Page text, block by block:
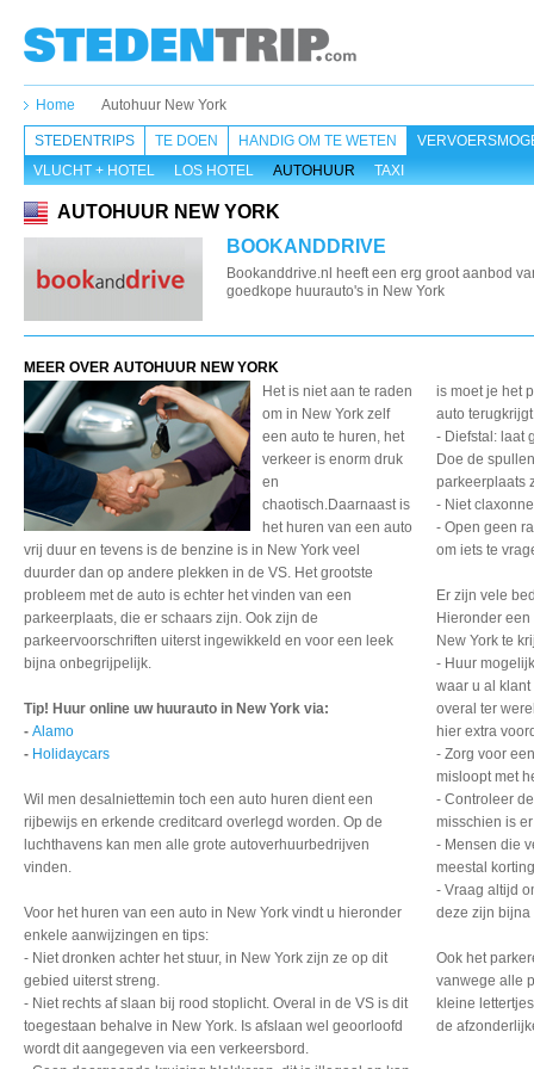
Home Autohuur New York
STEDENTRIPS TE DOEN HANDIG OM TE WETEN
VLUCHT + HOTEL
LOS HOTEL AUTOHUUR TAXI
AUTOHUUR NEW YORK
BOOKANDDRIVE
Bookanddrive.nl heeft een erg groot aanbod
goedkope huurauto's in New York
MEER OVER AUTOHUUR NEW YORK
Het is niet aan te raden
om in New York zelf
een auto te huren, het
verkeer is enorm druk
en
chaotisch.Daarnaast is
het huren van een auto
vrij duur en tevens is de benzine is in New York veel
duurder dan op andere plekken in de VS. Het grootste
probleem met de auto is echter het vinden van een
parkeerplaats, die er schaars zijn. Ook zijn de
parkeervoorschriften uiterst ingewikkeld en voor een leek
bijna onbegrijpelijk.
Tip! Huur online uw huurauto in New York via:
- Alamo
- Holidaycars
Wil men desalniettemin toch een auto huren dient een
rijbewijs en erkende creditcard overlegd worden. Op de
luchthavens kan men alle grote autoverhuurbedrijven
vinden.
Voor het huren van een auto in New York vindt u hieronder
enkele aanwijzingen en tips:
- Niet dronken achter het stuur, in New York zijn ze op dit
gebied uiterst streng.
- Niet rechts af slaan bij rood stoplicht. Overal in de VS is dit
toegestaan behalve in New York. Is afslaan wel geoorloofd
wordt dit aangegeven via een verkeersbord.
is moet je het
auto
- Diefstal: laat
Doe de
parkeerplaats
- Niet
- Open geen
om iets te
Er zijn vele
Hieronder
New York te
- Huur
waar u al
overal ter
hier extra
- Zorg voor
misloopt met
- Controleer
misschien is
- Mensen die
meestal
- Vraag altijd
deze zijn bijna
Ook het
vanwege alle
kleine
de